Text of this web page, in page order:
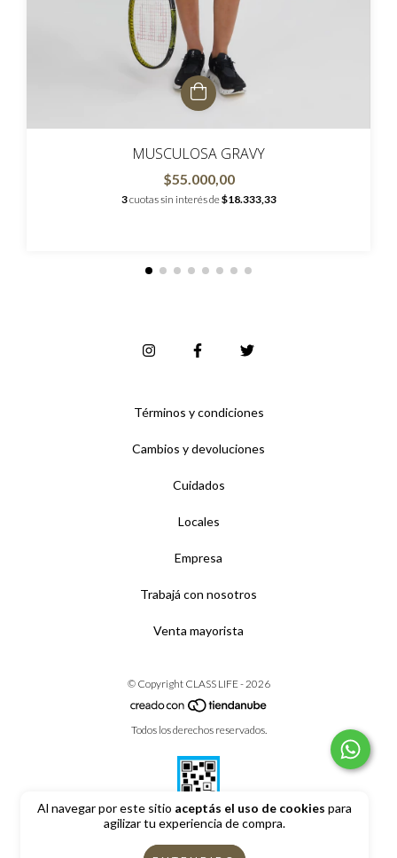
Al navegar por este sitio aceptás el uso de cookies para
agilizar tu experiencia de compra.
MUSCULOSA GRAVY
$55.000,00
3cuotas sin interés de$18.333,33
Términos y condiciones
Cambios y devoluciones
Cuidados
Locales
Empresa
Trabajá con nosotros
Venta mayorista
© Copyright CLASS LIFE - 2026
Todos los derechos reservados.
Defensa de las y los consumidores. Para reclamos